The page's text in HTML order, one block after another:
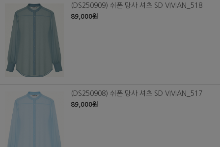
(DS250909) 쉬폰 망사 셔츠 SD VIVIAN_518
89,000원
(DS250908) 쉬폰 망사 셔츠 SD VIVIAN_517
89,000원